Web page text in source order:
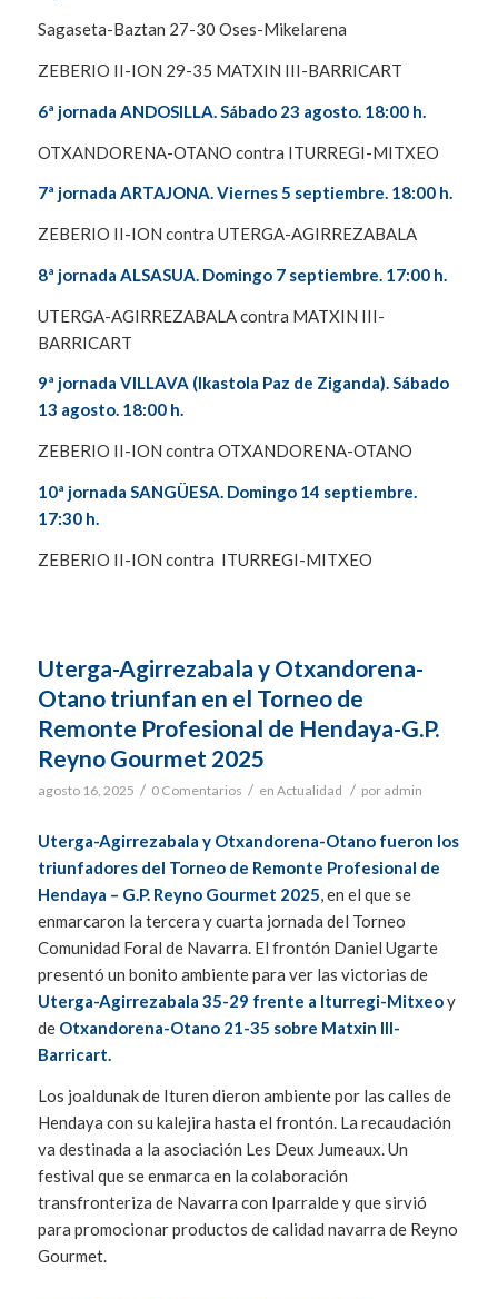
Sagaseta-Baztan 27-30 Oses-Mikelarena
ZEBERIO II-ION 29-35 MATXIN III-BARRICART
6ª jornada ANDOSILLA. Sábado 23 agosto. 18:00 h.
OTXANDORENA-OTANO contra ITURREGI-MITXEO
7ª jornada ARTAJONA. Viernes 5 septiembre. 18:00 h.
ZEBERIO II-ION contra UTERGA-AGIRREZABALA
8ª jornada ALSASUA. Domingo 7 septiembre. 17:00 h.
UTERGA-AGIRREZABALA contra MATXIN III-
BARRICART
9ª jornada VILLAVA (Ikastola Paz de Ziganda). Sábado
13 agosto. 18:00 h.
ZEBERIO II-ION contra OTXANDORENA-OTANO
10ª jornada SANGÜESA. Domingo 14 septiembre.
17:30 h.
ZEBERIO II-ION contra ITURREGI-MITXEO
Uterga-Agirrezabala y Otxandorena-
Otano triunfan en el Torneo de
Remonte Profesional de Hendaya-G.P.
Reyno Gourmet 2025
agosto 16, 2025 / 0 Comentarios / en Actualidad / por admin
Uterga-Agirrezabala y Otxandorena-Otano fueron los
triunfadores del Torneo de Remonte Profesional de
Hendaya – G.P. Reyno Gourmet 2025, en el que se
enmarcaron la tercera y cuarta jornada del Torneo
Comunidad Foral de Navarra. El frontón Daniel Ugarte
presentó un bonito ambiente para ver las victorias de
Uterga-Agirrezabala 35-29 frente a Iturregi-Mitxeoy
deOtxandorena-Otano 21-35 sobre Matxin III-
Barricart.
Los joaldunak de Ituren dieron ambiente por las calles de
Hendaya con su kalejira hasta el frontón. La recaudación
va destinada a la asociación Les Deux Jumeaux. Un
festival que se enmarca en la colaboración
transfronteriza de Navarra con Iparralde y que sirvió
para promocionar productos de calidad navarra de Reyno
Gourmet.